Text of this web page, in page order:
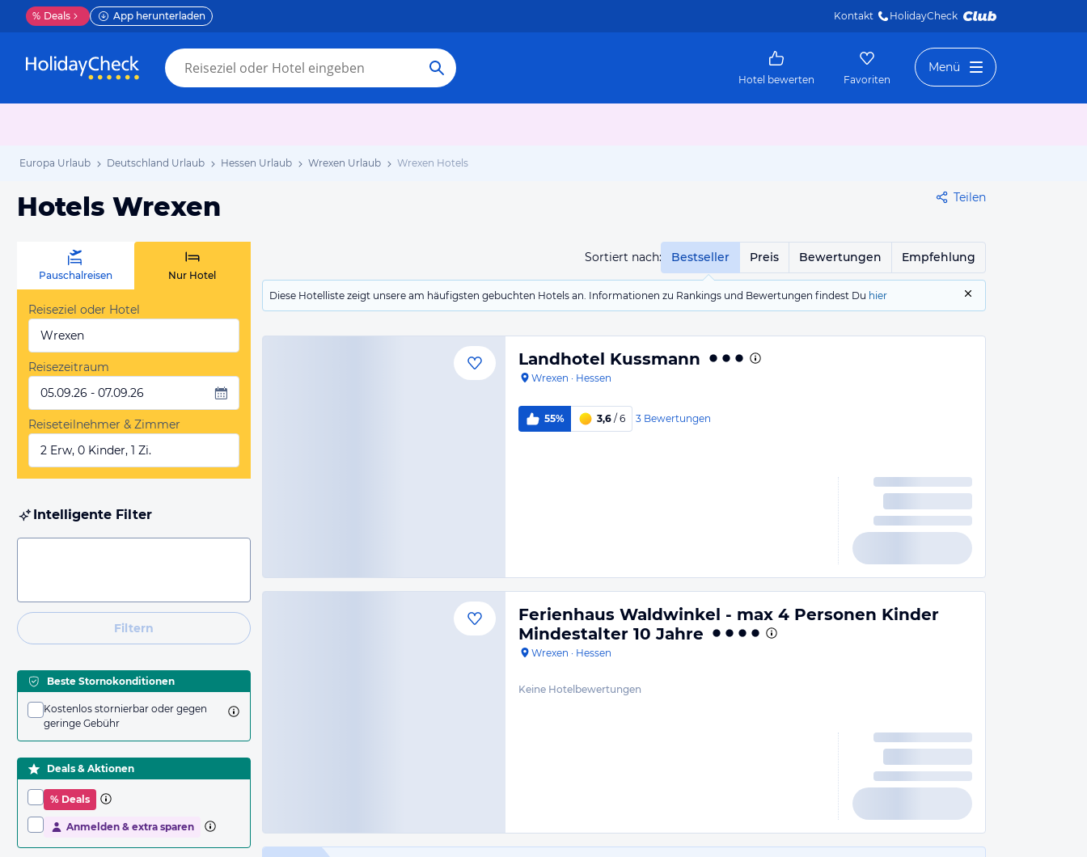
% Deals App herunterladen Kontakt HolidayCheck
Hotel bewerten Favoriten
Menü
Europa Urlaub Deutschland Urlaub Hessen Urlaub Wrexen Urlaub Wrexen Hotels
Hotels Wrexen Teilen
Sortiert nach: Bestseller Preis Bewertungen Empfehlung
Diese Hotelliste zeigt unsere am häufigsten gebuchten Hotels an. Informationen zu Rankings und Bewertungen findest Du hier
Pauschalreisen Nur Hotel
Reiseziel oder Hotel
Wrexen
Reisezeitraum
05.09.26 - 07.09.26
Reiseteilnehmer & Zimmer
2 Erw, 0 Kinder, 1 Zi.
Intelligente Filter
Filtern
Beste Stornokonditionen
Kostenlos stornierbar oder gegen
geringe Gebühr
Deals & Aktionen
% Deals
Anmelden & extra sparen
Landhotel Kussmann
Wrexen · Hessen
55% 3,6 / 6 3 Bewertungen
Ferienhaus Waldwinkel - max 4 Personen Kinder
Mindestalter 10 Jahre
Wrexen · Hessen
Keine Hotelbewertungen